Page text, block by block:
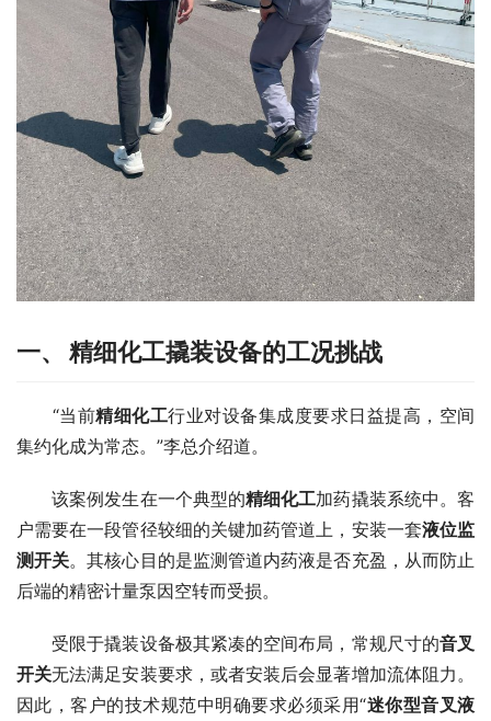
一、 精细化工撬装设备的工况挑战
“当前精细化工行业对设备集成度要求日益提高，空间
集约化成为常态。”李总介绍道。
该案例发生在一个典型的精细化工加药撬装系统中。客
户需要在一段管径较细的关键加药管道上，安装一套液位监
测开关。其核心目的是监测管道内药液是否充盈，从而防止
后端的精密计量泵因空转而受损。
受限于撬装设备极其紧凑的空间布局，常规尺寸的音叉
开关无法满足安装要求，或者安装后会显著增加流体阻力。
因此，客户的技术规范中明确要求必须采用“迷你型音叉液